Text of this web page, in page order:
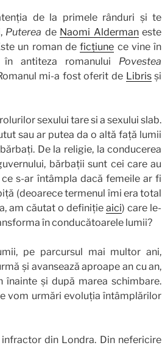
de la primele rânduri și te
Puterea de Naomi Aldermaneste
un roman deficțiune ce vine în
antiteza romanului Povestea
mi-a fost oferit de Librisși
sexului tare si a sexului slab.
sau ar putea da o altă față lumii
De la religie, la conducerea
bărbații sunt cei care au
s-ar întâmpla dacă femeile ar fi
(deoarece termenul îmi era total
am căutat o definițieaici) care le-
în conducătoarele lumii?
pe parcursul mai multor ani,
și avansează aproape an cu an,
și după marea schimbare.
vom urmări evoluția întâmplărilor
din Londra. Din nefericire